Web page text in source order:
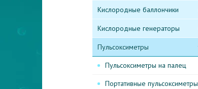
Кислородные баллончики
Кислородные генераторы
Пульсоксиметры
Пульсоксиметры на палец
Портативные пульсоксиметры